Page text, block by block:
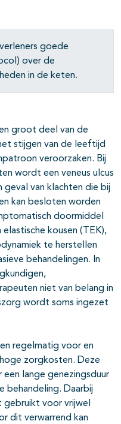
goede
over de
in de keten.
groot deel van de
stijgen van de leeftijd
veroorzaken. Bij
wordt een veneus ulcus
geval van klachten die bij
kan besloten worden
doormiddel
kousen (TEK),
te herstellen
behandelingen. In
niet van belang in
wordt soms ingezet
regelmatig voor en
zorgkosten. Deze
lange genezingsduur
behandeling. Daarbij
voor vrijwel
dit verwarrend kan